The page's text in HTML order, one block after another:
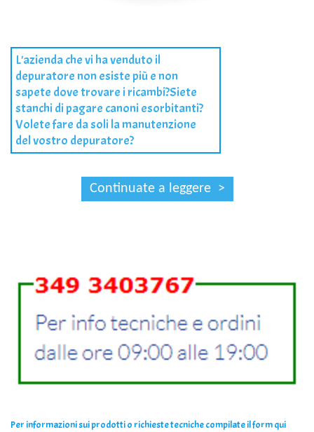
L'azienda che vi ha venduto il
depuratore non esiste più e non
sapete dove trovare i ricambi?Siete
stanchi di pagare canoni esorbitanti?
Volete fare da soli la manutenzione
del vostro depuratore?
Per informazioni sui prodotti o richieste tecniche compilate il form qui